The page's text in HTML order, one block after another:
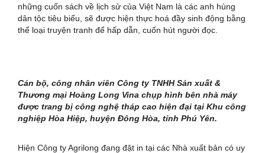
những cuốn sách về lịch sử của Việt Nam là các anh hùng
dân tộc tiêu biểu, sẽ được hiện thực hoá đầy sinh động bằng
thể loại truyện tranh để hấp dẫn, cuốn hút người đọc.
Cán bộ, công nhân viên Công ty TNHH Sản xuất &
Thương mại Hoàng Long Vina chụp hình bên nhà máy
được trang bị công nghệ tháp cao hiện đại tại Khu công
nghiệp Hòa Hiệp, huyện Đông Hòa, tỉnh Phú Yên.
Hiện Công ty Agrilong đang đặt in tại các Nhà xuất bản có uy